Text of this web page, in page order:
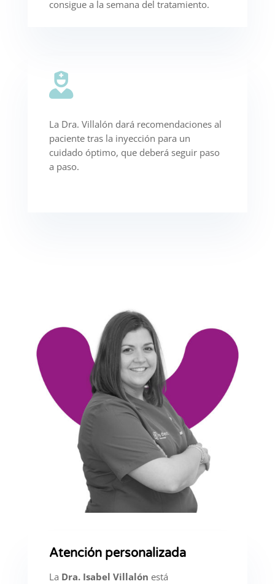
consigue a la semana del tratamiento.

La Dra. Villalón dará recomendaciones al
paciente tras la inyección para un
cuidado óptimo, que deberá seguir paso
a paso.
Atención personalizada
La Dra. Isabel Villalón está